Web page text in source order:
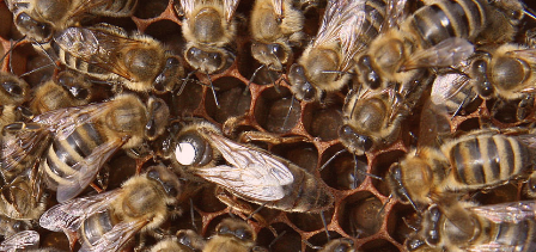
Le collectif
Nos actualités
Notre « Incolettre » mensuelle
Recherche